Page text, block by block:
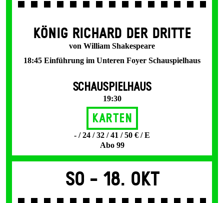
KÖNIG RICHARD DER DRITTE
von William Shakespeare
18:45 Einführung im Unteren Foyer Schauspielhaus
SCHAUSPIELHAUS
19:30
Karten
- / 24 / 32 / 41 / 50 € / E
Abo 99
So - 18. Okt